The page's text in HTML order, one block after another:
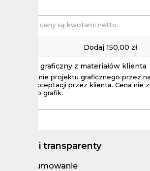
Podane ceny są kwotami netto.
Dodaj150,00 zł
Projekt graficzny z materiałów klienta
Wykonanie projektu graficznego przez
aż do akceptacji przez klienta. Cena nie
zdjęc lub grafik.
Flagi i transparenty
Podsumowanie